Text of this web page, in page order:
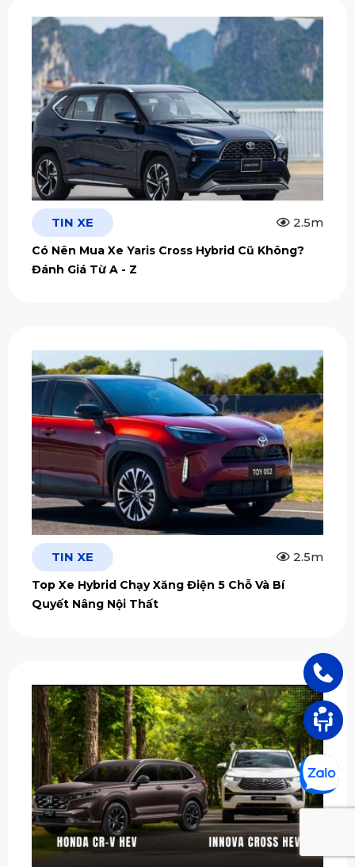
TIN XE 2.5m
Có Nên Mua Xe Yaris Cross Hybrid Cũ Không?
Đánh Giá Từ A - Z
TIN XE 2.5m
Top Xe Hybrid Chạy Xăng Điện 5 Chỗ Và Bí
Quyết Nâng Nội Thất